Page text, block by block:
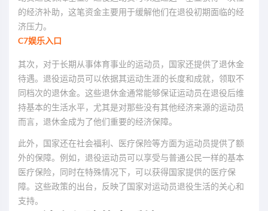
的经济补助，这笔资金主要用于缓解他们在退役初期面临的经
济压力。
C7娱乐入口
其次，对于长期从事体育事业的运动员，国家还提供了退休金
待遇。退役运动员可以依据其运动生涯的长度和成就，领取不
同档次的退休金。这些退休金通常能够保证运动员在退役后维
持基本的生活水平，尤其是对那些没有其他经济来源的运动员
而言，退休金成为了他们重要的经济保障。
此外，国家还在社会福利、医疗保险等方面为运动员提供了额
外的保障。例如，退役运动员可以享受与普通公民一样的基本
医疗保险，同时在特殊情况下，可以获得国家提供的医疗保
障。这些政策的出台，反映了国家对运动员退役生活的关心和
支持。